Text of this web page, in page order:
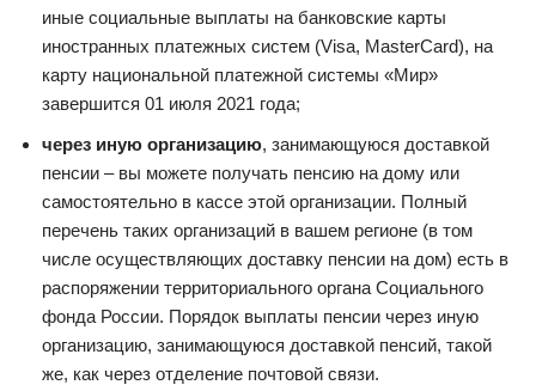
иные социальные выплаты на банковские карты
иностранных платежных систем (Visa, MasterCard), на
карту национальной платежной системы «Мир»
завершится 01 июля 2021 года;
через иную организацию, занимающуюся доставкой
пенсии – вы можете получать пенсию на дому или
самостоятельно в кассе этой организации. Полный
перечень таких организаций в вашем регионе (в том
числе осуществляющих доставку пенсии на дом) есть в
распоряжении территориального органа Социального
фонда России. Порядок выплаты пенсии через иную
организацию, занимающуюся доставкой пенсий, такой
же, как через отделение почтовой связи.